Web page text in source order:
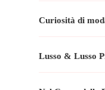
Curiosità di
Lusso & Lusso